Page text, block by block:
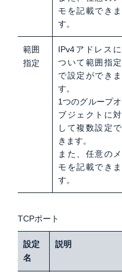
モを記載できま
す。
範囲
指定
IPv4アドレスに
ついて範囲指定
で設定ができま
す。
1つのグループオ
ブジェクトに対
して複数設定で
きます。
また、任意のメ
モを記載できま
す。
TCPポート
設定
名
説明